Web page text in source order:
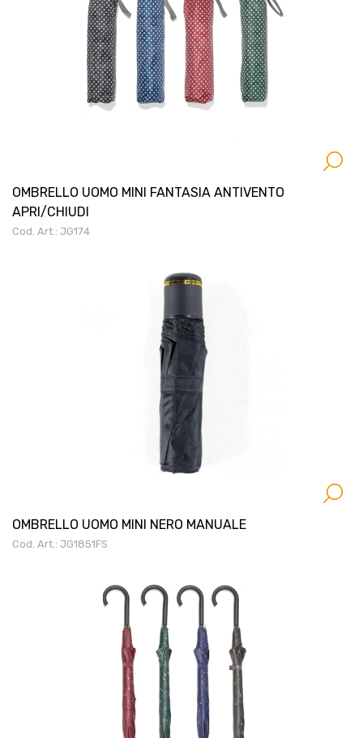
OMBRELLO UOMO MINI FANTASIA ANTIVENTO
APRI/CHIUDI
Cod. Art.: JG174
OMBRELLO UOMO MINI NERO MANUALE
Cod. Art.: JG1851FS